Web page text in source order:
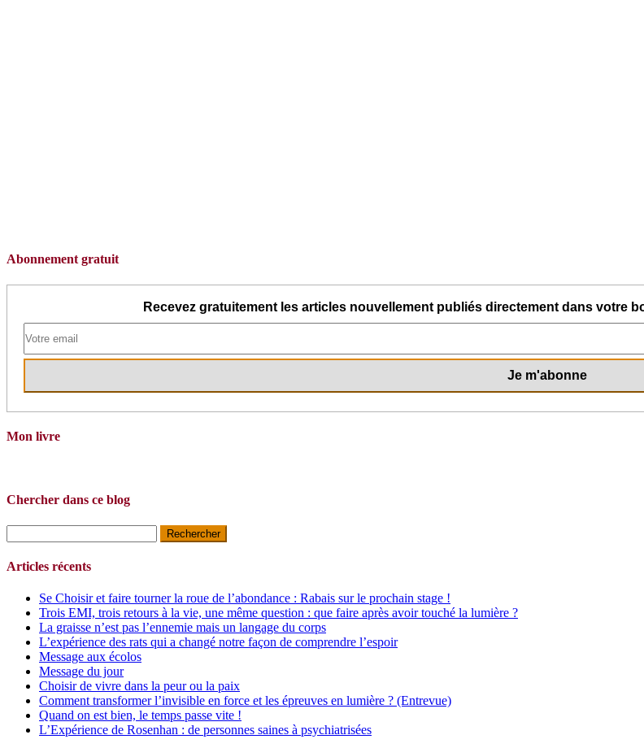
Abonnement gratuit
Recevez gratuitement les articles nouvellement publiés directement dans votre
Mon livre
Chercher dans ce blog
Articles récents
Se Choisir et faire tourner la roue de l’abondance : Rabais sur le prochain stage !
Trois EMI, trois retours à la vie, une même question : que faire après avoir touché la lumière ?
La graisse n’est pas l’ennemie mais un langage du corps
L’expérience des rats qui a changé notre façon de comprendre l’espoir
Message aux écolos
Message du jour
Choisir de vivre dans la peur ou la paix
Comment transformer l’invisible en force et les épreuves en lumière ? (Entrevue)
Quand on est bien, le temps passe vite !
L’Expérience de Rosenhan : de personnes saines à psychiatrisées